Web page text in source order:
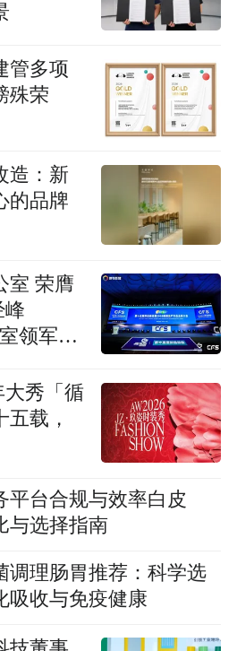
管多项
殊荣
造：新
的品牌
室 荣膺
峰
领军机
大秀「循
载，
平台合规与效率白皮
与选择指南
调理肠胃推荐：科学选
吸收与免疫健康